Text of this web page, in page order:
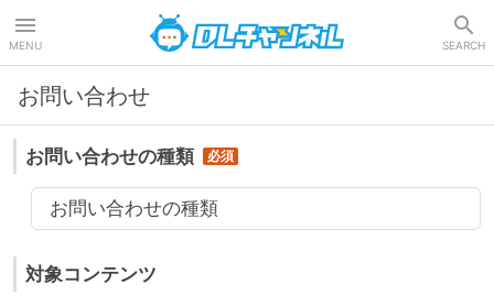
MENU SEARCH
お問い合わせ
お問い合わせの種類
お問い合わせの種類
対象コンテンツ